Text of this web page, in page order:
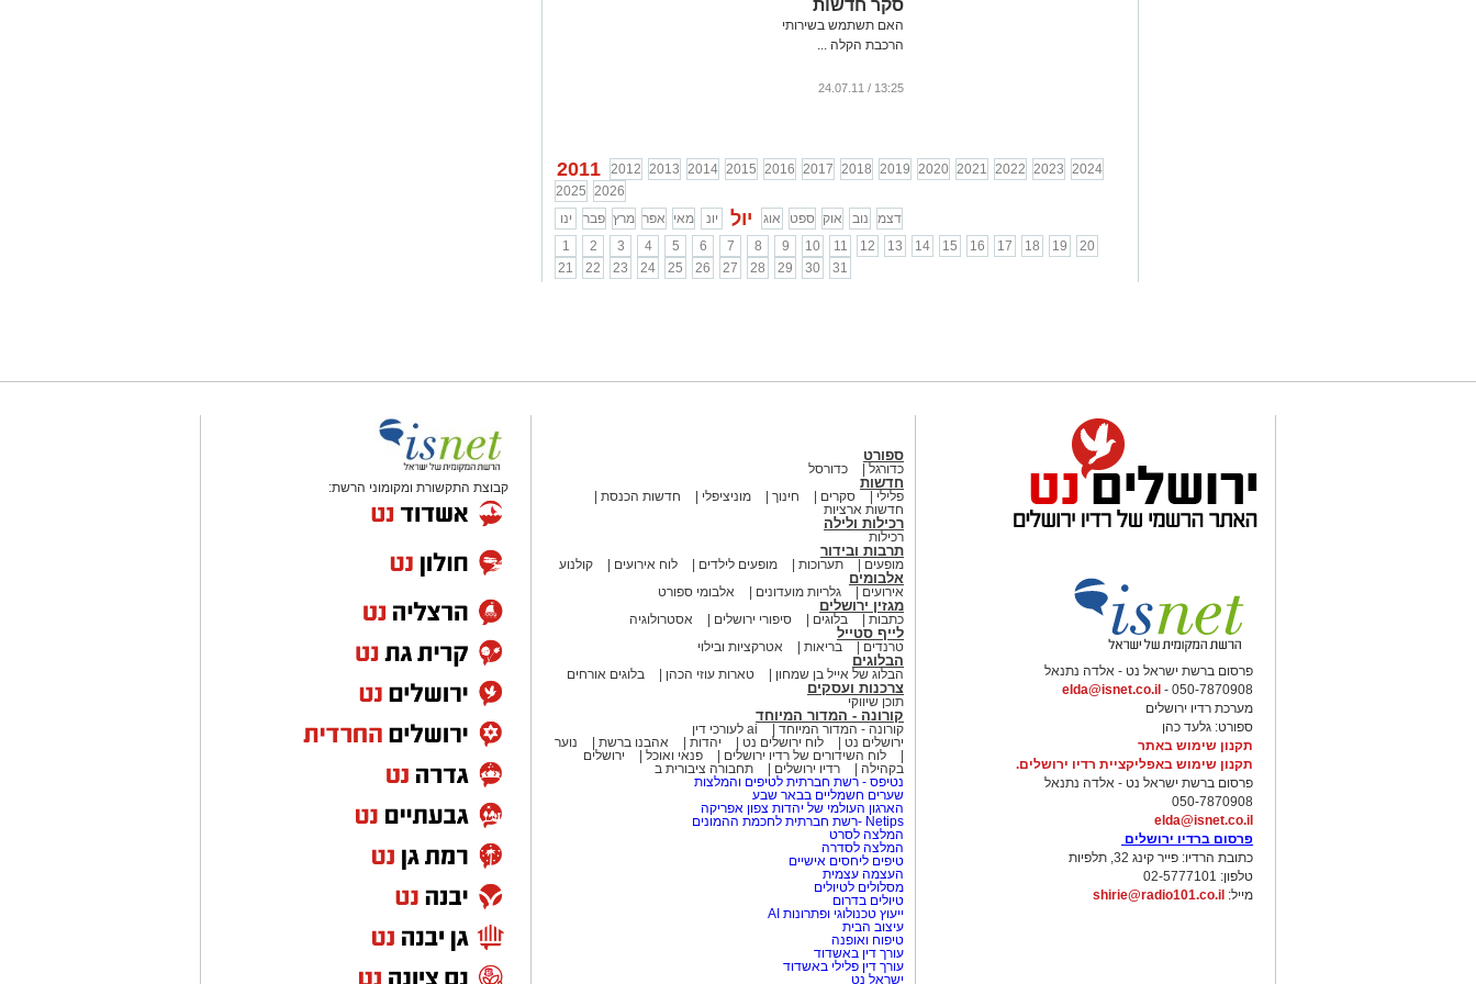
סקר חדשות
האם תשתמש בשירותי
הרכבת הקלה ...
13:25 / 24.07.11
2011 2012 2013 2014 2015 2016 2017 2018 2019 2020 2021 2022 2023 2024
2025 2026
ינו
פבר מרץ אפר מאי יונ יול אוג ספט אוק נוב
דצמ
1
2 3 4 5 6 7 8 9 10 11 12 13 14 15 16 17 18 19
20
21
22 23 24 25 26 27 28 29 30 31
פרסום ברשת ישראל נט - אלדה נתנאל
050-7870908 -
elda@isnet.co.il
מערכת רדיו ירושלים
ספורט: גלעד כהן
תקנון שימוש באתר
תקנון שימוש באפליקציית רדיו ירושלים.
פרסום ברשת ישראל נט - אלדה נתנאל
050-7870908
elda@isnet.co.il
פרסום ברדיו ירושלים
כתובת הרדיו: פייר קינג 32, תלפיות
טלפון: 02-5777101
מייל: shirie@radio101.co.il
ספורט
כדורגל כדורסל
חדשות
פלילי סקרים חינוך מוניציפלי
חדשות הכנסת
חדשות ארציות
רכילות ולילה
רכילות
תרבות ובידור
מופעים תערוכות מופעים לילדים לוח אירועים קולנוע
אלבומים
אירועים גלריות מועדונים אלבומי ספורט
מגזין ירושלים
כתבות בלוגים סיפורי ירושלים אסטרולוגיה
לייף סטייל
טרנדים בריאות אטרקציות ובילוי
הבלוגים
הבלוג של אייל בן שמחון טארות עוזי הכהן בלוגים אורחים
צרכנות ועסקים
תוכן שיווקי
קורונה - המדור המיוחד
קורונה - המדור המיוחד
ai לעורכי דין
ירושלים נט
לוח ירושלים נט יהדות אהבנו ברשת
נוער
לוח השידורים של רדיו ירושלים
פנאי ואוכל
ירושלים
בקהילה
רדיו ירושלים
תחבורה ציבורית ב
נטיפס - רשת חברתית לטיפים והמלצות
שערים חשמליים בבאר שבע
הארגון העולמי של יהדות צפון אפריקה
Netips -רשת חברתית לחכמת ההמונים
המלצה לסרט
המלצה לסדרה
טיפים ליחסים אישיים
העצמה עצמית
מסלולים לטיולים
טיולים בדרום
ייעוץ טכנולוגי ופתרונות AI
עיצוב הבית
טיפוח ואופנה
עורך דין באשדוד
עורך דין פלילי באשדוד
ישראל נט
קבוצת התקשורת ומקומוני הרשת: